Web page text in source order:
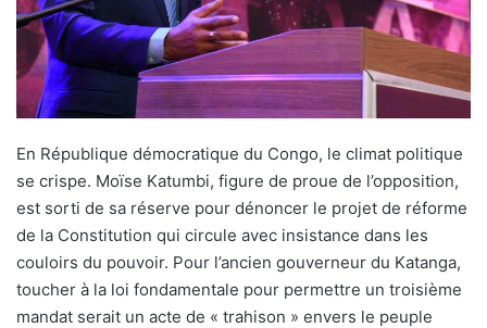
i
e
l
En République démocratique du Congo, le climat politique
se crispe. Moïse Katumbi, figure de proue de l’opposition,
est sorti de sa réserve pour dénoncer le projet de réforme
de la Constitution qui circule avec insistance dans les
couloirs du pouvoir. Pour l’ancien gouverneur du Katanga,
toucher à la loi fondamentale pour permettre un troisième
mandat serait un acte de « trahison » envers le peuple